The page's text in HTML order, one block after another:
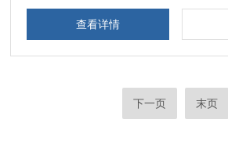
查看详情
下一页 末页